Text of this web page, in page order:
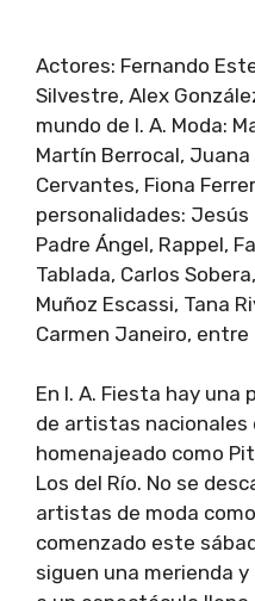
Actores: Fernando
Silvestre, Alex
mundo de l. A. Moda:
Martín Berrocal,
Cervantes, Fiona
personalidades: Jesús
Padre Ángel, Rappel,
Tablada, Carlos
Muñoz Escassi, Tana
Carmen Janeiro, entre
En l. A. Fiesta hay
de artistas nacionales
homenajeado como
Los del Río. No se
artistas de moda
comenzado este
siguen una merienda